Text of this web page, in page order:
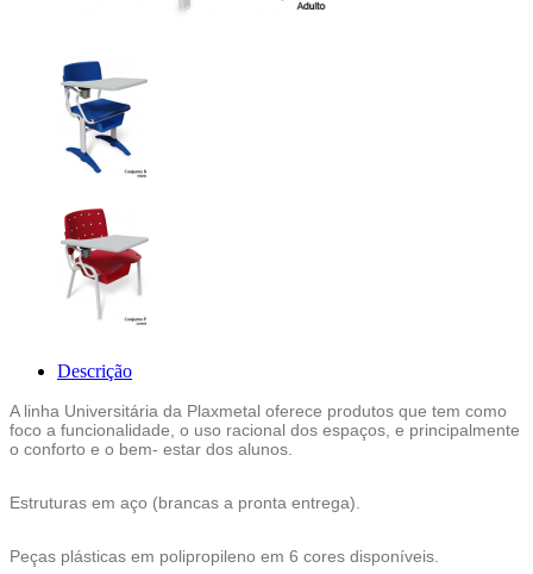
Descrição
A linha Universitária da Plaxmetal oferece produtos que tem como
foco a funcionalidade, o uso racional dos espaços, e principalmente
o conforto e o bem- estar dos alunos.
Estruturas em aço (brancas a pronta entrega).
Peças plásticas em polipropileno em 6 cores disponíveis.